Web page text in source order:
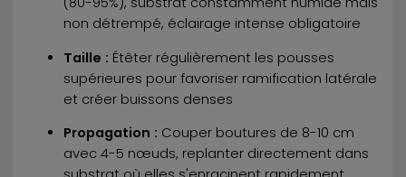
non détrempé, éclairage intense obligatoire
Taille : Étêter régulièrement les pousses
supérieures pour favoriser ramification latérale
et créer buissons denses
Propagation : Couper boutures de 8-10 cm
avec 4-5 nœuds, replanter directement dans